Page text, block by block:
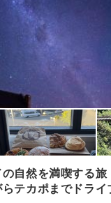
の自然を満喫する
テカポまでドライ